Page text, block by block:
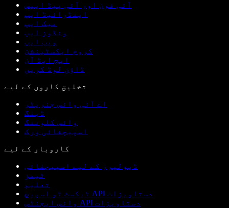
آئی فون اور آئی پیڈ ایپس
اینڈرائیڈ ایپ
میک ایپ
ونڈوز ایپ
ویب ایپ
کروم ایکسٹینشن
ایج ایڈ آن
ڈاؤن لوڈ کریں
تخلیق کاروں کے لیے
اے آئی وائس جنریٹر
ڈبنگ
وائس کلوننگ
اسپیچفائی ورک
کاروبار کے لیے
ڈیولپرز کے لیے اسپیچفائی
ٹیمز
تعلیم
ٹیکسٹ ٹو اسپیچ API دستاویزات
وائس ایجنٹس API دستاویزات